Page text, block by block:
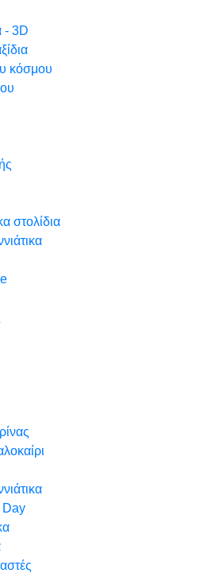
- 3D
κόσμου
στολίδια
Day